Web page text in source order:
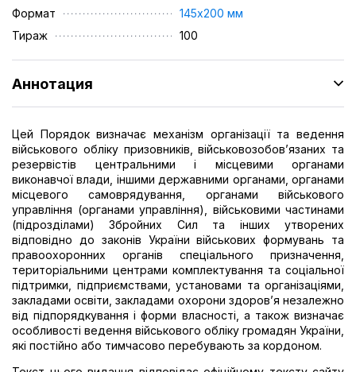
Формат
145х200 мм
Тираж
100
Аннотация
Цей Порядок визначає механізм організації та ведення
військового обліку призовників, військовозобов’язаних та
резервістів центральними і місцевими органами
виконавчої влади, іншими державними органами, органами
місцевого самоврядування, органами військового
управління (органами управління), військовими частинами
(підрозділами) Збройних Сил та інших утворених
відповідно до законів України військових формувань та
правоохоронних органів спеціального призначення,
територіальними центрами комплектування та соціальної
підтримки, підприємствами, установами та організаціями,
закладами освіти, закладами охорони здоров’я незалежно
від підпорядкування і форми власності, а також визначає
особливості ведення військового обліку громадян України,
які постійно або тимчасово перебувають за кордоном.